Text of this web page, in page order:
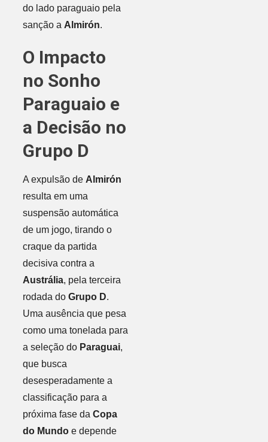
do lado paraguaio pela
sanção a Almirón.
O Impacto
no Sonho
Paraguaio e
a Decisão no
Grupo D
A expulsão de Almirón
resulta em uma
suspensão automática
de um jogo, tirando o
craque da partida
decisiva contra a
Austrália, pela terceira
rodada do Grupo D.
Uma ausência que pesa
como uma tonelada para
a seleção do Paraguai,
que busca
desesperadamente a
classificação para a
próxima fase da Copa
do Mundoe depende